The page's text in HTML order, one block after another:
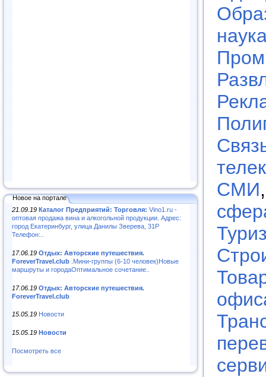
Новое на портале
21.09.19 Каталог Предприятий: Торговля: Vino1.ru -
оптовая продажа вина и алкогольной продукции. Адрес:
город Екатеринбург, улица Данилы Зверева, 31Р
Телефон:..
17.06.19 Отдых: Авторские путешествия.
ForeverTravel.club .Мини-группы (6-10 человек)Новые
маршруты и городаОптимальное сочетание..
17.06.19 Отдых: Авторские путешествия.
ForeverTravel.club
15.05.19 Новости
15.05.19 Новости
Посмотреть все
СМИ